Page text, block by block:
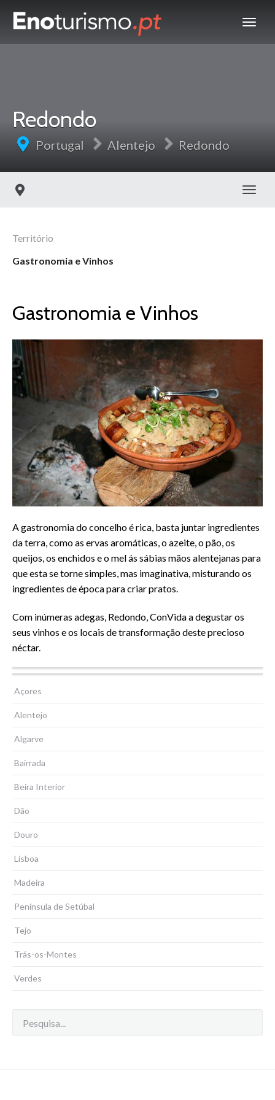
Redondo
Portugal Alentejo Redondo
Território
Gastronomia e Vinhos
Gastronomia e Vinhos
A gastronomia do concelho é rica, basta juntar ingredientes
da terra, como as ervas aromáticas, o azeite, o pão, os
queijos, os enchidos e o mel ás sábias mãos alentejanas para
que esta se torne simples, mas imaginativa, misturando os
ingredientes de época para criar pratos.
Com inúmeras adegas, Redondo, ConVida a degustar os
seus vinhos e os locais de transformação deste precioso
néctar.
Açores
Alentejo
Algarve
Bairrada
Beira Interior
Dão
Douro
Lisboa
Madeira
Península de Setúbal
Tejo
Trás-os-Montes
Verdes